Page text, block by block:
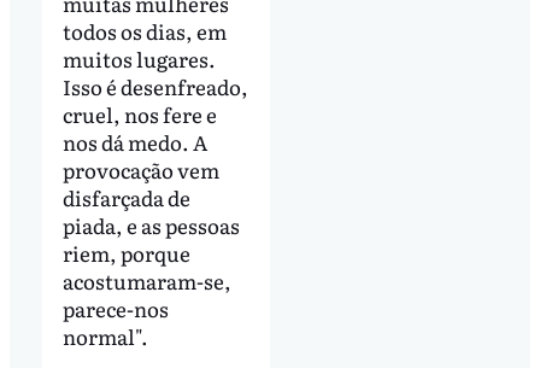
todos os dias, em
muitos lugares.
Isso é desenfreado,
cruel, nos fere e
nos dá medo. A
provocação vem
disfarçada de
piada, e as pessoas
riem, porque
acostumaram-se,
parece-nos
normal".